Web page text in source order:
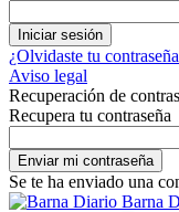
¿Olvidaste tu
Aviso legal
Recuperación de
Recupera tu contraseña
Se te ha enviado una
Barna